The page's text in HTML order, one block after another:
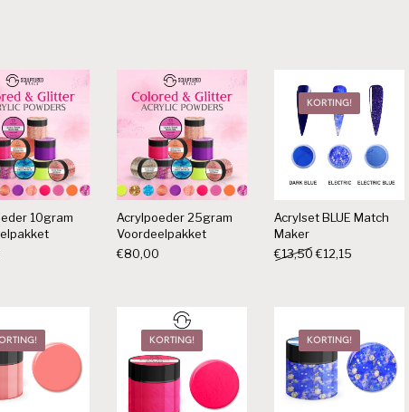
10gram
Acrylpoeder 25gram
Voordeelpakket
€80,00
KORTING!
Acrylset BLUE Match
Maker
€13,50Oorspronkelijke
€12,15 Huidige
KORTING! KORTING!